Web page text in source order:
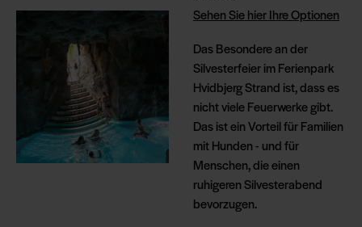
Sehen Sie hier Ihre Optionen
Das Besondere an der
Silvesterfeier im Ferienpark
Hvidbjerg Strand ist, dass es
nicht viele Feuerwerke gibt.
Das ist ein Vorteil für Familien
mit Hunden - und für
Menschen, die einen
ruhigeren Silvesterabend
bevorzugen.